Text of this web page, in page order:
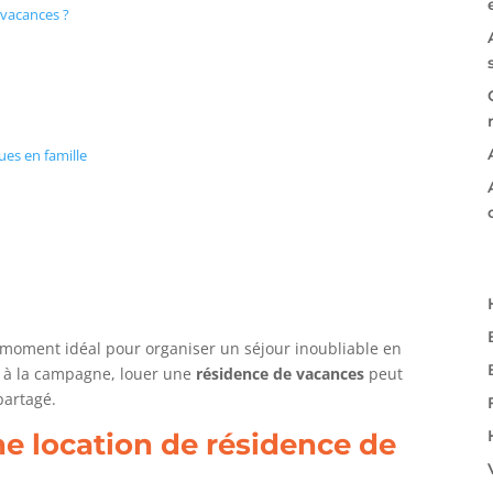
?
en famille
idéal pour organiser un séjour inoubliable en
la campagne, louer une résidence de vacances peut
location de résidence de